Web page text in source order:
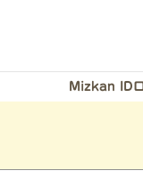
Mizkan ID